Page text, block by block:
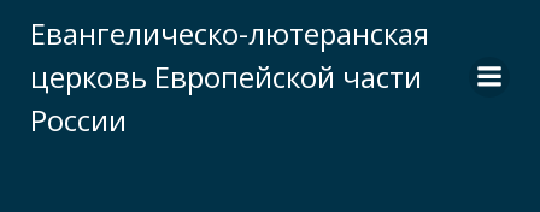
к
содержимому
Евангелическо-лютеранская
церковь Европейской части
России